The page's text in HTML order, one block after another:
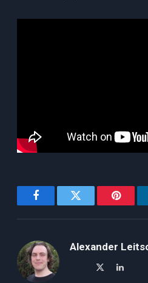
FacebookTwitter
Alexander